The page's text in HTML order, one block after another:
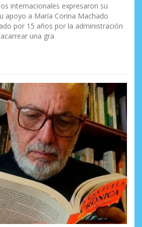
internacionales expresaron su
apoyo a María Corina Machado
por 15 años por la administración
una gra